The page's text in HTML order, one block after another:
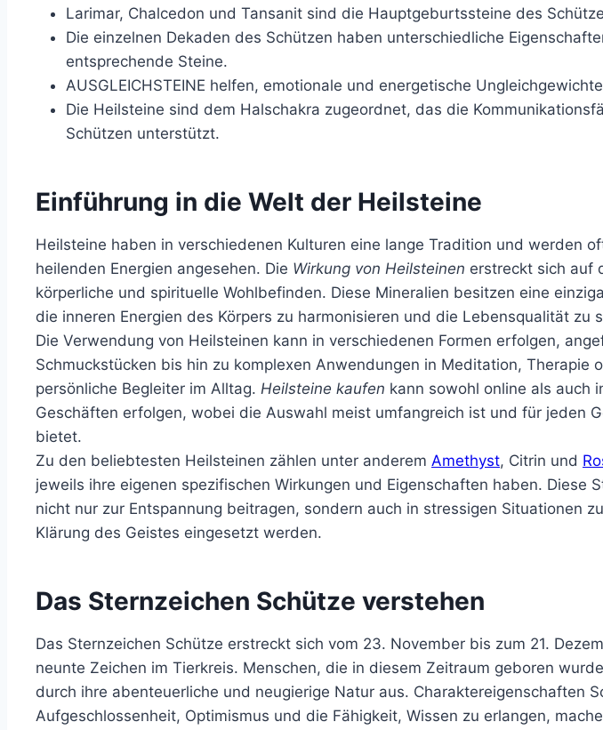
Larimar, Chalcedon und Tansanit sind die Hauptgeburtssteine des
Die einzelnen Dekaden des Schützen haben unterschiedliche
entsprechende Steine.
AUSGLEICHSTEINE helfen, emotionale und energetische
Die Heilsteine sind dem Halschakra zugeordnet, das die
Schützen unterstützt.
Einführung in die Welt der Heilsteine
Heilsteine haben in verschiedenen Kulturen eine lange Tradition und werden
heilenden Energien angesehen. Die Wirkung von Heilsteinen erstreckt sich auf
körperliche und spirituelle Wohlbefinden. Diese Mineralien besitzen eine
die inneren Energien des Körpers zu harmonisieren und die Lebensqualität zu
Die Verwendung von Heilsteinen kann in verschiedenen Formen erfolgen,
Schmuckstücken bis hin zu komplexen Anwendungen in Meditation, Therapie
persönliche Begleiter im Alltag. Heilsteine kaufen kann sowohl online als auch
Geschäften erfolgen, wobei die Auswahl meist umfangreich ist und für jeden
bietet.
Zu den beliebtesten Heilsteinen zählen unter anderem Amethyst, Citrin und
jeweils ihre eigenen spezifischen Wirkungen und Eigenschaften haben. Diese
nicht nur zur Entspannung beitragen, sondern auch in stressigen Situationen
Klärung des Geistes eingesetzt werden.
Das Sternzeichen Schütze verstehen
Das Sternzeichen Schütze erstreckt sich vom 23. November bis zum 21.
neunte Zeichen im Tierkreis. Menschen, die in diesem Zeitraum geboren
durch ihre abenteuerliche und neugierige Natur aus. Charaktereigenschaften
Aufgeschlossenheit, Optimismus und die Fähigkeit, Wissen zu erlangen,